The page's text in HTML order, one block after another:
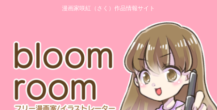
漫画家咲紅（さく）作品情報サイト